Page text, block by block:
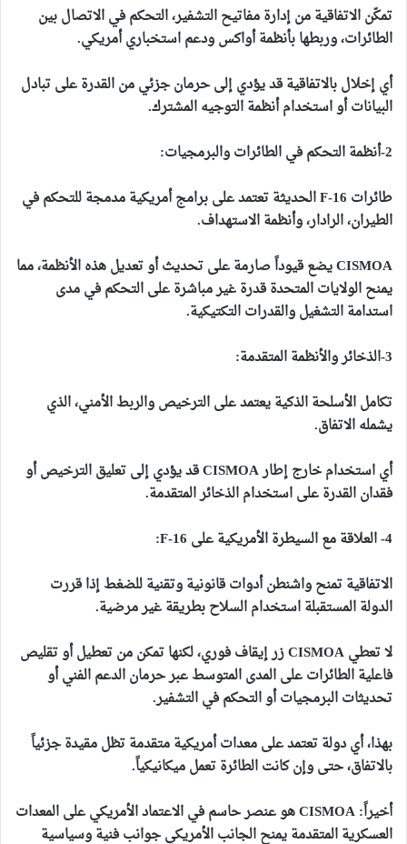
تمكّن الاتفاقية من إدارة مفاتيح التشفير، التحكم في الاتصال بين
الطائرات، وربطها بأنظمة أواكس ودعم استخباري أمريكي.
أي إخلال بالاتفاقية قد يؤدي إلى حرمان جزئي من القدرة على تبادل
البيانات أو استخدام أنظمة التوجيه المشترك.
2-أنظمة التحكم في الطائرات والبرمجيات:
طائرات F
‑ 16 الحديثة تعتمد على برامج أمريكية مدمجة للتحكم في
الطيران، الرادار، وأنظمة الاستهداف.
CISMOA يضع قيوداً صارمة على تحديث أو تعديل هذه الأنظمة، مما
يمنح الولايات المتحدة قدرة غير مباشرة على التحكم في مدى
استدامة التشغيل والقدرات التكتيكية.
3-الذخائر والأنظمة المتقدمة:
تكامل الأسلحة الذكية يعتمد على الترخيص والربط الأمني، الذي
يشمله الاتفاق.
أي استخدام خارج إطار CISMOA قد يؤدي إلى تعليق الترخيص أو
فقدان القدرة على استخدام الذخائر المتقدمة.
4- العلاقة مع السيطرة الأمريكية على F ‑16:
الاتفاقية تمنح واشنطن أدوات قانونية وتقنية للضغط إذا قررت
الدولة المستقبلة استخدام السلاح بطريقة غير مرضية.
لا تعطي CISMOA زر إيقاف فوري، لكنها تمكن من تعطيل أو تقليص
فاعلية الطائرات على المدى المتوسط عبر حرمان الدعم الفني أو
تحديثات البرمجيات أو التحكم في التشفير.
بهذا، أي دولة تعتمد على معدات أمريكية متقدمة تظل مقيدة جزئياً
بالاتفاق، حتى وإن كانت الطائرة تعمل ميكانيكياً.
أخيراً: CISMOA هو عنصر حاسم في الاعتماد الأمريكي على المعدات
العسكرية المتقدمة يمنح الجانب الأمريكي جوانب فنية وسياسية